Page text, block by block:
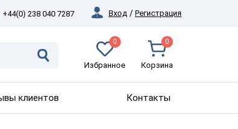
+44(0) 238 040 7287 Вход / Регистрация
0
Избранное
0
Корзина
клиентов Контакты